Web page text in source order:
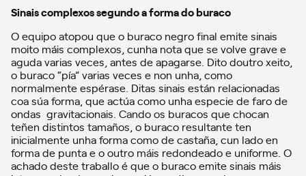
Sinais complexos segundo a forma do buraco
O equipo atopou que o buraco negro final emite sinais
moito máis complexos, cunha nota que se volve grave e
aguda varias veces, antes de apagarse. Dito doutro xeito,
o buraco “pía” varias veces e non unha, como
normalmente espérase. Ditas sinais están relacionadas
coa súa forma, que actúa como unha especie de faro de
ondas gravitacionais. Cando os buracos que chocan
teñen distintos tamaños, o buraco resultante ten
inicialmente unha forma como de castaña, cun lado en
forma de punta e o outro máis redondeado e uniforme. O
achado deste traballo é que o buraco emite sinais máis